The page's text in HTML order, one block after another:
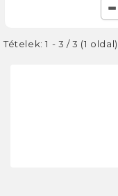
Tételek: 1 - 3 / 3 (1 oldal)